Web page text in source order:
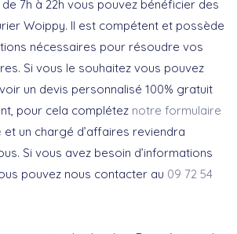
7h à 22h vous pouvez bénéficier des
Woippy. Il est compétent et possède
nécessaires pour résoudre vos
Si vous le souhaitez vous pouvez
un devis personnalisé 100% gratuit
pour cela complétez notre formulaire
et un chargé d’affaires reviendra
Si vous avez besoin d’informations
pouvez nous contacter au 09 72 54